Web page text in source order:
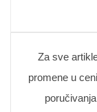
Za sve
promene u